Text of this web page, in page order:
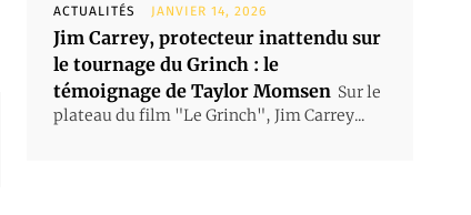
ACTUALITÉS JANVIER 14, 2026
Jim Carrey, protecteur inattendu sur
le tournage du Grinch : le
témoignage de Taylor Momsen Sur le
plateau du film "Le Grinch", Jim Carrey...